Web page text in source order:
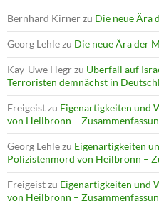
Bernhard Kirnerzu Die neue Ära
Georg Lehlezu Die neue Ära der
Kay-Uwe Hegrzu Überfall auf
Terroristen demnächst in
Freigeistzu Eigenartigkeiten und
von Heilbronn –
Georg Lehlezu Eigenartigkeiten
Polizistenmord von Heilbronn –
Freigeistzu Eigenartigkeiten und
von Heilbronn –